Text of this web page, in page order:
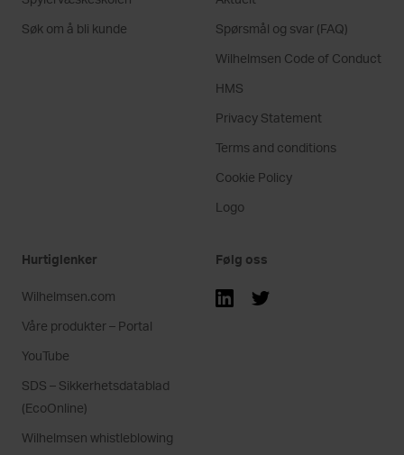
Søk om å bli kunde
Spørsmål og svar (FAQ)
Wilhelmsen Code of Conduct
HMS
Privacy Statement
Terms and conditions
Cookie Policy
Logo
Følg oss
Hurtiglenker
Wilhelmsen.com
Våre produkter – Portal
YouTube
SDS – Sikkerhetsdatablad
(EcoOnline)
Wilhelmsen whistleblowing